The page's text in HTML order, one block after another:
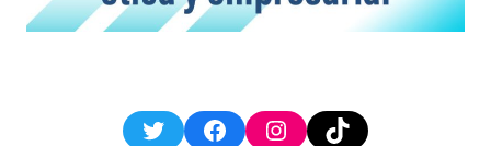
TwitterFacebookInstagram
TikTok